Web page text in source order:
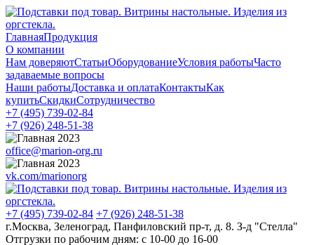
ГлавнаяПродукция
О компании
Нам доверяютСтатьиОборудованиеУсловия работыЧасто
задаваемые вопросы
Наши работыДоставка и оплатаКонтактыКак
купитьСкидкиСотрудничество
+7 (495) 739-02-84
+7 (926) 248-51-38
office@marion-org.ru
vk.com/marionorg
+7 (495) 739-02-84 +7 (926) 248-51-38
г.Москва, Зеленоград, Панфиловский пр-т, д. 8. З-д "Стелла"
Отгрузки по рабочим дням: с 10-00 до 16-00